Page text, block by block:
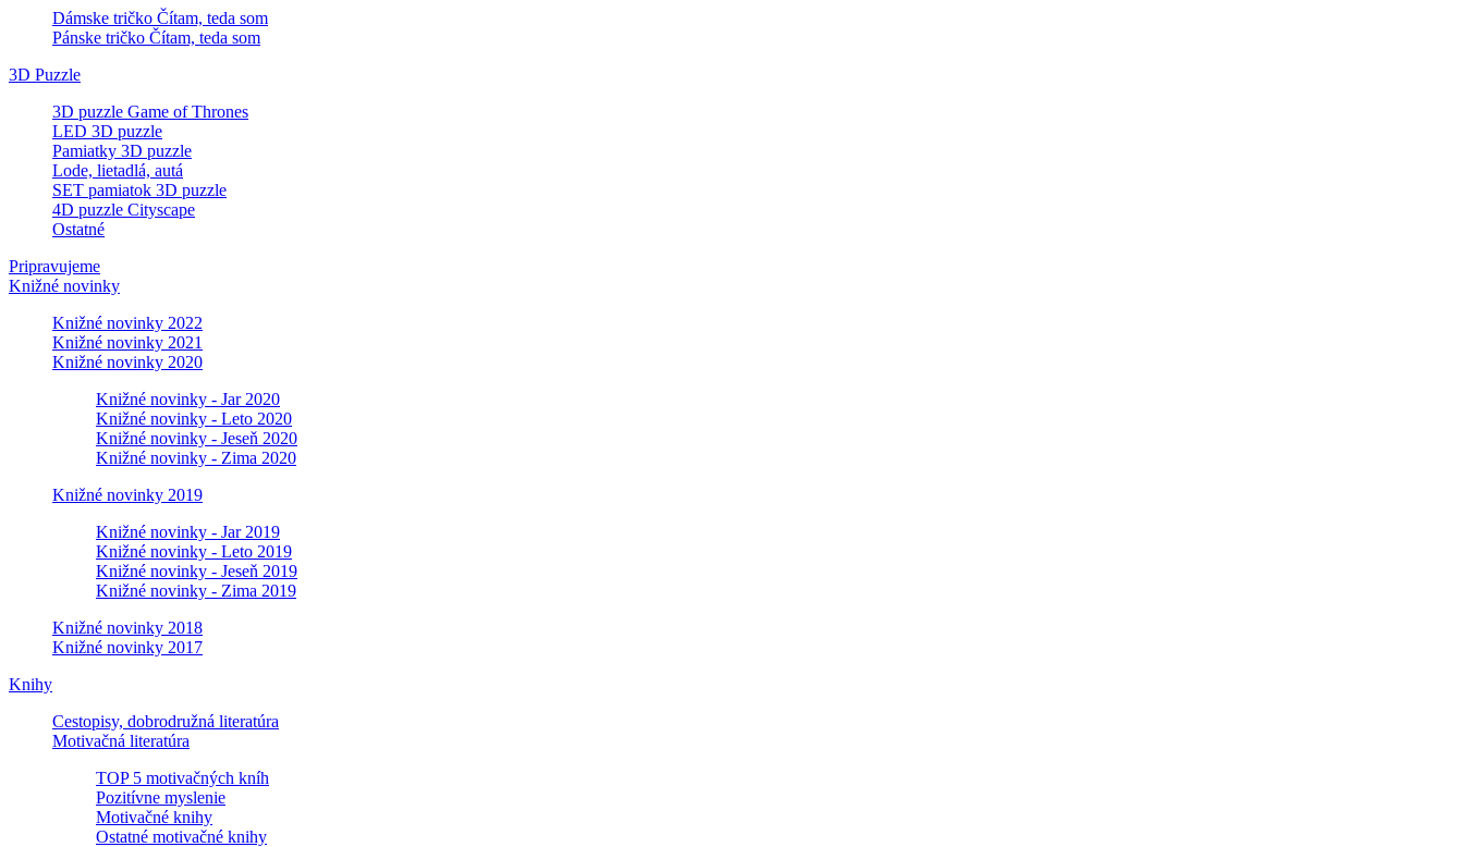
Dámske tričko Čítam, teda som
Pánske tričko Čítam, teda som
3D Puzzle
3D puzzle Game of Thrones
LED 3D puzzle
Pamiatky 3D puzzle
Lode, lietadlá, autá
SET pamiatok 3D puzzle
4D puzzle Cityscape
Ostatné
Pripravujeme
Knižné novinky
Knižné novinky 2022
Knižné novinky 2021
Knižné novinky 2020
Knižné novinky - Jar 2020
Knižné novinky - Leto 2020
Knižné novinky - Jeseň 2020
Knižné novinky - Zima 2020
Knižné novinky 2019
Knižné novinky - Jar 2019
Knižné novinky - Leto 2019
Knižné novinky - Jeseň 2019
Knižné novinky - Zima 2019
Knižné novinky 2018
Knižné novinky 2017
Knihy
Cestopisy, dobrodružná literatúra
Motivačná literatúra
TOP 5 motivačných kníh
Pozitívne myslenie
Motivačné knihy
Ostatné motivačné knihy